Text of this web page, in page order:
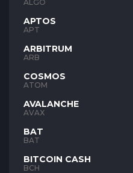
ALGO
APTOS
APT
ARBITRUM
ARB
COSMOS
ATOM
AVALANCHE
AVAX
BAT
BAT
BITCOIN CASH
BCH